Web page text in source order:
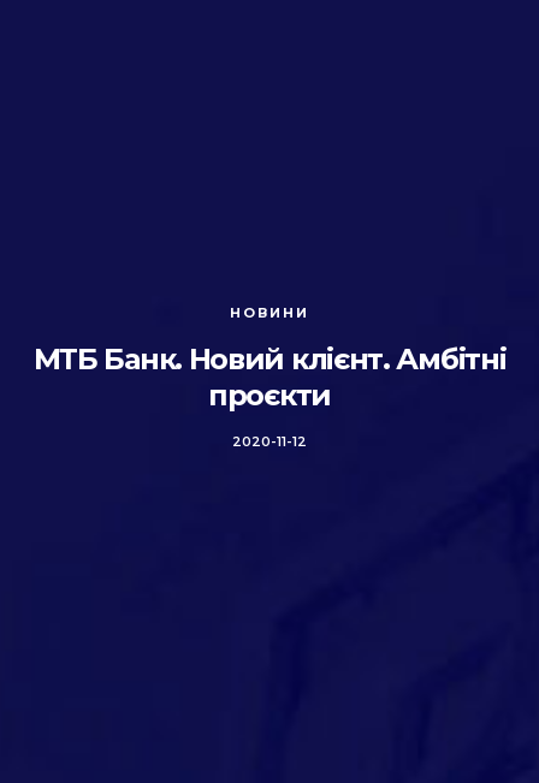
НОВИНИ
МТБ Банк. Новий клієнт. Амбітні
проєкти
2020-11-12